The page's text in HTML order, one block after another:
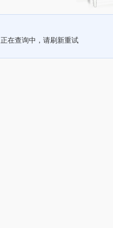
正在查询中，请刷新重试